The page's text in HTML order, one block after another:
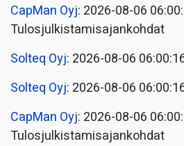
CapMan Oyj: 2026-08-06
Tulosjulkistamisajankohdat
Solteq Oyj: 2026-08-06
Solteq Oyj: 2026-08-06
CapMan Oyj: 2026-08-06
Tulosjulkistamisajankohdat